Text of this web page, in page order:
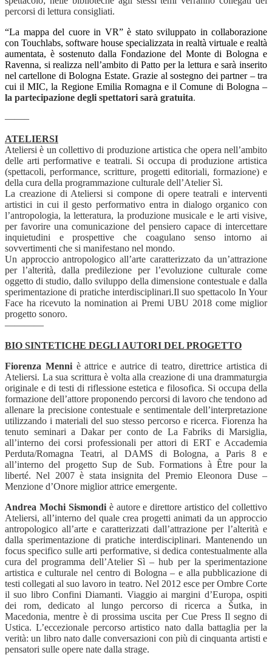
percorsi di lettura consigliati.
“La mappa del cuore in VR” è stato sviluppato in collaborazione
con Touchlabs, software house specializzata in realtà virtuale e realtà
aumentata, è sostenuto dalla Fondazione del Monte di Bologna e
Ravenna, si realizza nell’ambito di Patto per la lettura e sarà inserito
nel cartellone di Bologna Estate. Grazie al sostegno dei partner – tra
cui il MIC, la Regione Emilia Romagna e il Comune di Bologna –
la partecipazione degli spettatori sarà gratuita.
——–
ATELIERSI
Ateliersi è un collettivo di produzione artistica che opera nell’ambito
delle arti performative e teatrali. Si occupa di produzione artistica
(spettacoli, performance, scritture, progetti editoriali, formazione) e
della cura della programmazione culturale dell’Atelier Sì.
La creazione di Ateliersi si compone di opere teatrali e interventi
artistici in cui il gesto performativo entra in dialogo organico con
l’antropologia, la letteratura, la produzione musicale e le arti visive,
per favorire una comunicazione del pensiero capace di intercettare
inquietudini e prospettive che coagulano senso intorno ai
sovvertimenti che si manifestano nel mondo.
Un approccio antropologico all’arte caratterizzato da un’attrazione
per l’alterità, dalla predilezione per l’evoluzione culturale come
oggetto di studio, dallo sviluppo della dimensione contestuale e dalla
sperimentazione di pratiche interdisciplinari.Il suo spettacolo In Your
Face ha ricevuto la nomination ai Premi UBU 2018 come miglior
progetto sonoro.
————
BIO SINTETICHE DEGLI AUTORI DEL PROGETTO
Fiorenza Menni è attrice e autrice di teatro, direttrice artistica di
Ateliersi. La sua scrittura è volta alla creazione di una drammaturgia
originale e di testi di riflessione estetica e filosofica. Si occupa della
formazione dell’attore proponendo percorsi di lavoro che tendono ad
allenare la precisione contestuale e sentimentale dell’interpretazione
utilizzando i materiali del suo stesso percorso e ricerca. Fiorenza ha
tenuto seminari a Dakar per conto de La Fabriks di Marsiglia,
all’interno dei corsi professionali per attori di ERT e Accademia
Perduta/Romagna Teatri, al DAMS di Bologna, a Paris 8 e
all’interno del progetto Sup de Sub. Formations à Être pour la
liberté. Nel 2007 è stata insignita del Premio Eleonora Duse –
Menzione d’Onore miglior attrice emergente.
Andrea Mochi Sismondi è autore e direttore artistico del collettivo
Ateliersi, all’interno del quale crea progetti animati da un approccio
antropologico all’arte e caratterizzati dall’attrazione per l’alterità e
dalla sperimentazione di pratiche interdisciplinari. Mantenendo un
focus specifico sulle arti performative, si dedica contestualmente alla
cura del programma dell’Atelier Sì – hub per la sperimentazione
artistica e culturale nel centro di Bologna – e alla pubblicazione di
testi collegati al suo lavoro in teatro. Nel 2012 esce per Ombre Corte
il suo libro Confini Diamanti. Viaggio ai margini d’Europa, ospiti
dei rom, dedicato al lungo percorso di ricerca a Šutka, in
Macedonia, mentre è di prossima uscita per Cue Press Il segno di
Ustica. L’eccezionale percorso artistico nato dalla battaglia per la
verità: un libro nato dalle conversazioni con più di cinquanta artisti e
pensatori sulle opere nate dalla strage.